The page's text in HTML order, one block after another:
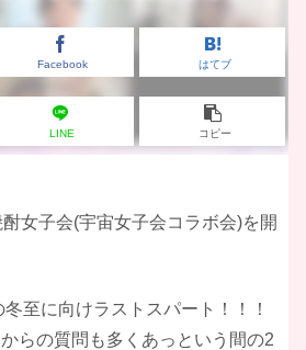
Facebook はてブ
LINE コピー
女子会(宇宙女子会コラボ会)を開
至に向けラストスパート！！！
らの質問も多くあっという間の2